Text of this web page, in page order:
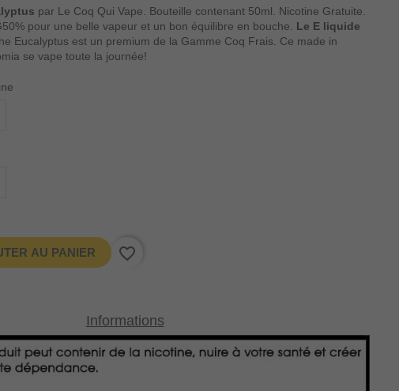
par Le Coq Qui Vape. Bouteille contenant 50ml. Nicotine Gratuite.
pour une belle vapeur et un bon équilibre en bouche. Le E liquide
Eucalyptus est un premium de la Gamme Coq Frais. Ce made in
se vape toute la journée!
AU PANIER favorite_border
Informations